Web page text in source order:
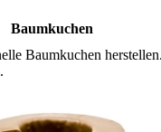
Baumkuchen
Baumkuchen